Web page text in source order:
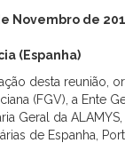
Novembro de
(Espanha)
desta reunião,
(FGV), a Ente
Geral da
de Espanha,